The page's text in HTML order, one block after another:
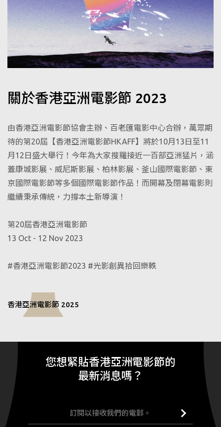
關於香港亞洲電影節 2023
由香港亞洲電影節協會主辦、百老匯電影中心合辦，萬眾期
待的第20屆【香港亞洲電影節HKAFF】將於10月13日至11
月12日盛大舉行！今年為大家搜羅接近一百部亞洲猛片，涵
蓋康城影展、威尼斯影展、柏林影展、釜山國際電影節、東
京國際電影節等多個國際電影節作品！而開幕及閉幕電影則
繼續秉承傳統，力撐本土新導演！
第20屆香港亞洲電影節
13 Oct - 12 Nov 2023
#香港亞洲電影節2023 #光影創異拾回樂軼
香港亞洲電影節 2025
您想緊貼香港亞洲電影節的
最新消息嗎？